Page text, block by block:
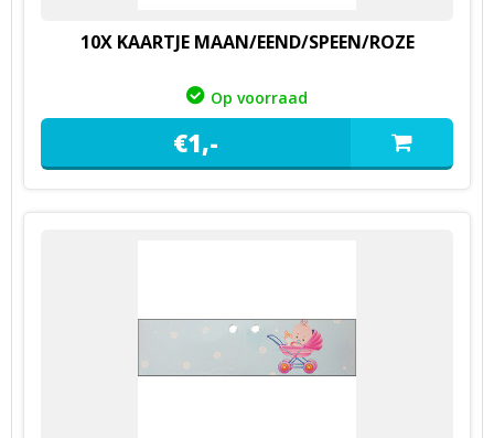
10X KAARTJE MAAN/EEND/SPEEN/ROZE
Op voorraad
€1,-